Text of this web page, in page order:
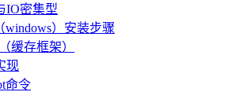
IO密集型
windows）安装步骤
缓存框架）
现
命令